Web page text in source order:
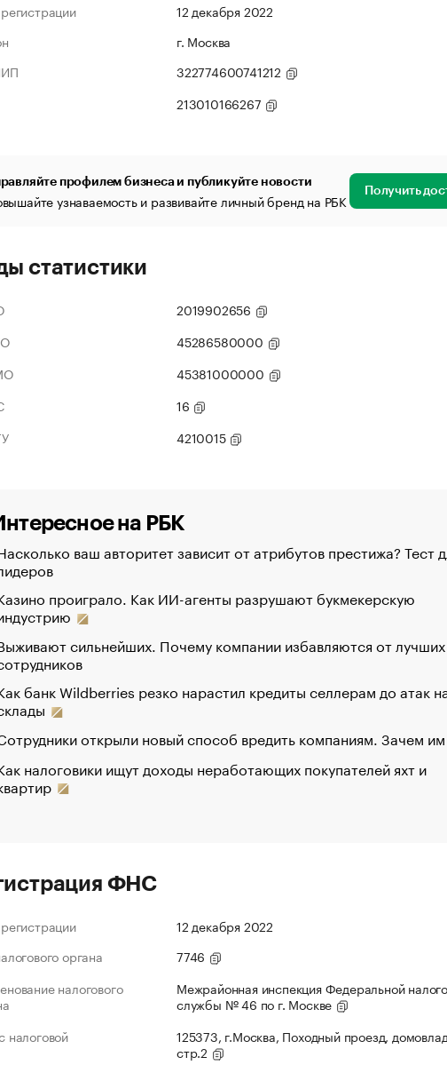
12 декабря 2022
г. Москва
322774600741212
213010166267
профилем бизнеса и публикуйте новости
узнаваемость и развивайте личный бренд на РБК Получить
статистики
2019902656
45286580000
45381000000
16
4210015
на РБК
ваш авторитет зависит от атрибутов престижа? Тест
проиграло. Как ИИ-агенты разрушают букмекерскую
сильнейших. Почему компании избавляются от лучших
банк Wildberries резко нарастил кредиты селлерам до атак
открыли новый способ вредить компаниям. Зачем
налоговики ищут доходы неработающих покупателей яхт и
ФНС
12 декабря 2022
органа
7746
налогового
Межрайонная инспекция Федеральной
службы № 46 по г. Москве
налоговой
125373, г.Москва, Походный проезд,
стр.2